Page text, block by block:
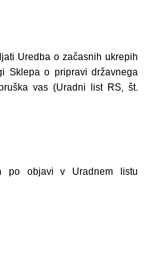
Uredba o začasnih ukrepih
Sklepa o pripravi državnega
vas (Uradni list RS, št.
po objavi v Uradnem listu